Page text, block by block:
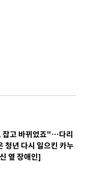
잡고 바뀌었죠"…다리
청년 다시 일으킨 카누
옆 장애인]